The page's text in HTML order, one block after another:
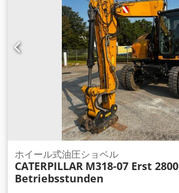
ホイール式油圧ショベル
CATERPILLAR M318-07 Erst 2800
Betriebsstunden